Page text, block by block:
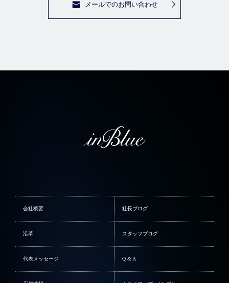
メールでのお問い合わせ
会社概要 社長ブログ
沿革 スタッフブログ
代表メッセージ Q & A